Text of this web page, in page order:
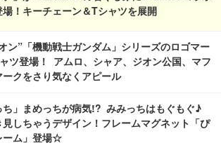
場！キーチェーン＆Tシャツを展開
ン”「機動戦士ガンダム」シリーズのロゴマー
ツ登場！ アムロ、シャア、ジオン公国、マフ
ークをさり気なくアピール
ち」まめっちが病気!? みみっちはもぐもぐ♪
見しちゃうデザイン！フレームマグネット「ぴ
ーム」登場☆